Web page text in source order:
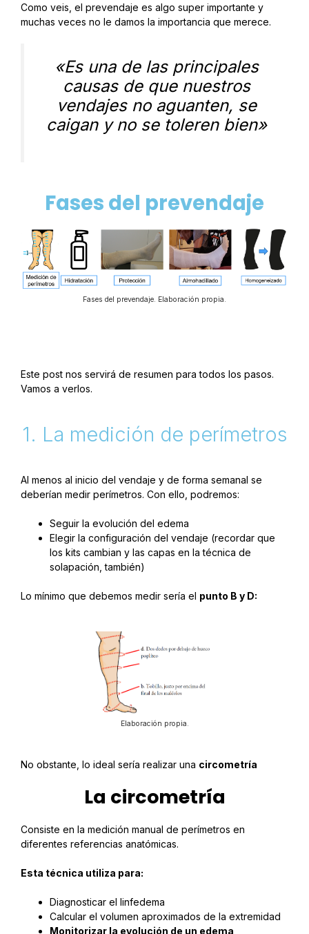
Como veis, el prevendaje es algo super importante y
muchas veces no le damos la importancia que merece.
«Es una de las principales
causas de que nuestros
vendajes no aguanten, se
caigan y no se toleren bien»
Fases del prevendaje
Fases del prevendaje. Elaboración propia.
Este post nos servirá de resumen para todos los pasos.
Vamos a verlos.
1. La medición de perímetros
Al menos al inicio del vendaje y de forma semanal se
deberían medir perímetros. Con ello, podremos:
Seguir la evolución del edema
Elegir la configuración del vendaje (recordar que
los kits cambian y las capas en la técnica de
solapación, también)
Lo mínimo que debemos medir sería el punto B y D:
Elaboración propia.
No obstante, lo ideal sería realizar una circometría
La circometría
Consiste en la medición manual de perímetros en
diferentes referencias anatómicas.
Esta técnica utiliza para:
Diagnosticar el linfedema
Calcular el volumen aproximados de la extremidad
Monitorizar la evolución de un edema